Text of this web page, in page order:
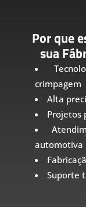
Por que
sua
crimpagem
Alta
Projetos
automotiva
Suporte